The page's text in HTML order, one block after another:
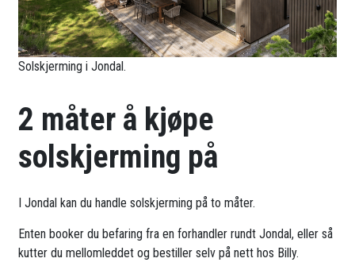
Solskjerming i Jondal.
2 måter å kjøpe
solskjerming på
I Jondal kan du handle solskjerming på to måter.
Enten booker du befaring fra en forhandler rundt Jondal, eller så
kutter du mellomleddet og bestiller selv på nett hos Billy.